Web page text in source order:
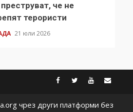
че не
терористи
21 юли 2026
facebook
twitter
чрез други платформи без